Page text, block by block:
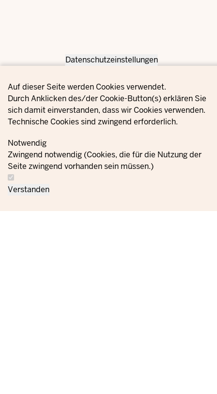
Privacy settings
Datenschutzeinstellungen
Auf dieser Seite werden Cookies verwendet.
Durch Anklicken des/der Cookie-Button(s) erklären Sie
sich damit einverstanden, dass wir Cookies verwenden.
Technische Cookies sind zwingend erforderlich.
Notwendig
Zwingend notwendig (Cookies, die für die Nutzung der
Seite zwingend vorhanden sein müssen.)
Verstanden